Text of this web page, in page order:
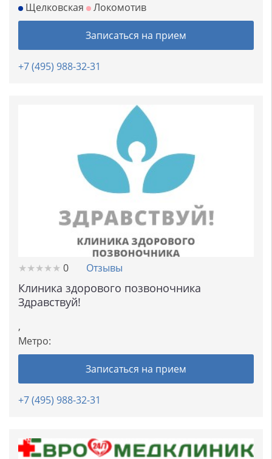
Щелковская
Локомотив
Записаться на прием
+7 (495) 988-32-31
★★★★★
★★★★★ 0 Отзывы
Клиника здорового позвоночника
Здравствуй!
,
Метро:
Записаться на прием
+7 (495) 988-32-31